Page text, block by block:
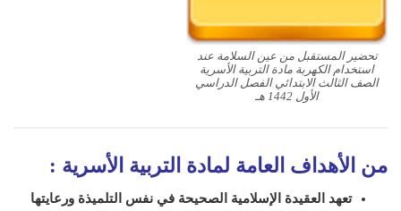
تحضير المستقبل من عين السلامة عند
استخدام الكهربة مادة التربية الأسرية
الصف الثالث الابتدائي الفصل الدراسي
الأول 1442 هـ
من الأهداف العامة لمادة التربية الأسرية :
تعهد العقيدة الإسلامية الصحيحة في نفس التلميذة ورعايتها